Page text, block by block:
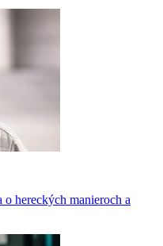
hereckých manieroch a